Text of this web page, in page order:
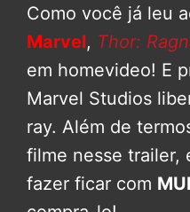
Como você já leu
Marvel, Thor:
em homevideo! E
Marvel Studios
ray. Além de
filme nesse trailer,
fazer ficar com